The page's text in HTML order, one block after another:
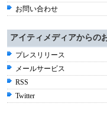
お問い合わせ
アイティメディアからの
プレスリリース
メールサービス
RSS
Twitter